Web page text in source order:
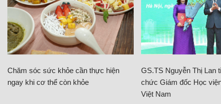
Chăm sóc sức khỏe cần thực hiện
ngay khi cơ thể còn khỏe
GS.TS Nguyễn Thị Lan
chức Giám đốc Học
Việt Nam